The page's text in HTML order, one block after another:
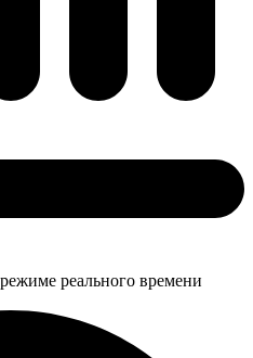
реального времени